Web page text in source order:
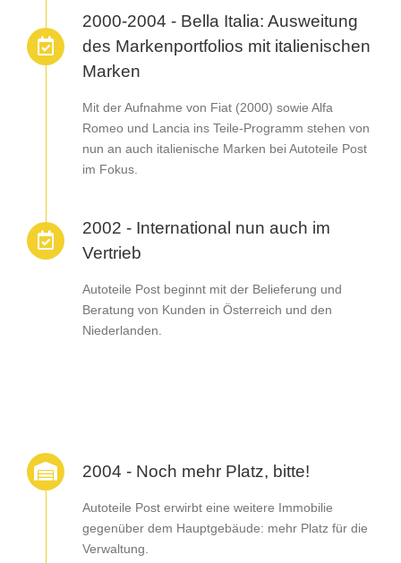
2000-2004 - Bella Italia: Ausweitung
des Markenportfolios mit italienischen
Marken
Mit der Aufnahme von Fiat (2000) sowie Alfa
Romeo und Lancia ins Teile-Programm stehen von
nun an auch italienische Marken bei Autoteile Post
im Fokus.
2002 - International nun auch im
Vertrieb
Autoteile Post beginnt mit der Belieferung und
Beratung von Kunden in Österreich und den
Niederlanden.
2004 - Noch mehr Platz, bitte!
Autoteile Post erwirbt eine weitere Immobilie
gegenüber dem Hauptgebäude: mehr Platz für die
Verwaltung.